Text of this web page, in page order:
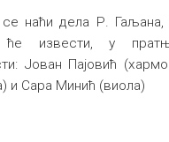
наћи дела Р.
ће извести, у
Јован Пајовић
и Сара Минић (виола)